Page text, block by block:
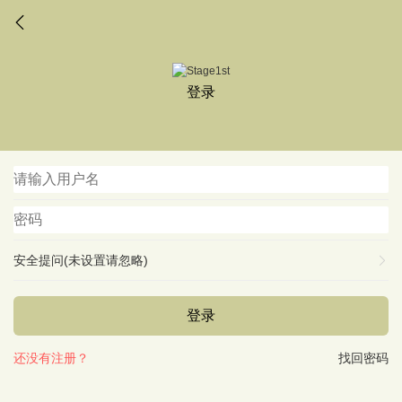
登录
安全提问(未设置请忽略)
登录
找回密码
还没有注册？